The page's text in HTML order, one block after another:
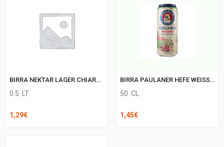
BIRRA NEKTAR LAGER CHIARA LATT
0.5 LT
1,29€
BIRRA PAULANER HEFE WEISSE LATT.
50 CL
1,45€